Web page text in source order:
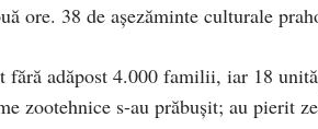
ore. 38 de aşezăminte culturale
fără adăpost 4.000 familii, iar 18
zootehnice s-au prăbuşit; au pierit